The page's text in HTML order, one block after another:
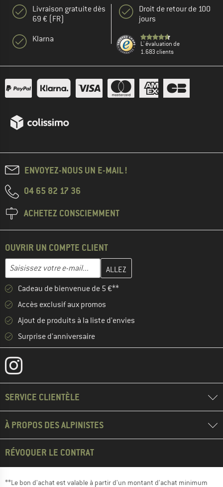
Livraison gratuite dès
69 € (FR)
Klarna
Droit de retour de 100
jours
L' évaluation de
1.683 clients
ENVOYEZ-NOUS UN E-MAIL !
04 65 82 17 36
ACHETEZ CONSCIEMMENT
OUVRIR UN COMPTE CLIENT
Adresse e-mail
Entrez votre adresse e-mail ici et créez votre compte client à la
Cadeau de bienvenue de 5 €**
Accès exclusif aux promos
Ajout de produits à la liste d'envies
Surprise d'anniversaire
SERVICE CLIENTÈLE
À PROPOS DES ALPINISTES
RÉVOQUER LE CONTRAT
**Le bon d'achat est valable à partir d'un montant d'achat minimum